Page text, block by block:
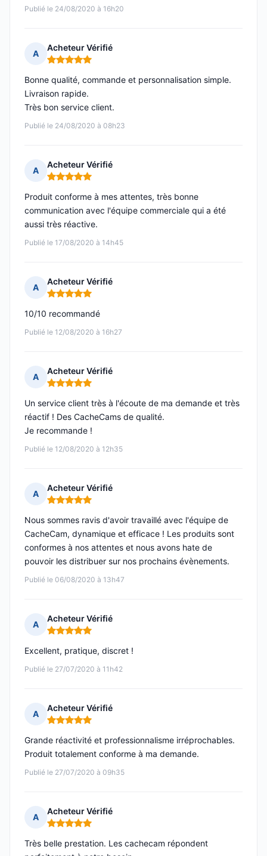
Publié le 24/08/2020 à 16h20
A
Acheteur Vérifié
Note : 5 sur 5
Publié le 24/08/2020 à 08h23
Bonne qualité, commande et personnalisation simple.
Livraison rapide.
Très bon service client.
A
Acheteur Vérifié
Note : 5 sur 5
Publié le 17/08/2020 à 14h45
Produit conforme à mes attentes, très bonne
communication avec l'équipe commerciale qui a été
aussi très réactive.
A
Acheteur Vérifié
Note : 5 sur 5
Publié le 12/08/2020 à 16h27
10/10 recommandé
A
Acheteur Vérifié
Note : 5 sur 5
Publié le 12/08/2020 à 12h35
Un service client très à l'écoute de ma demande et très
réactif ! Des CacheCams de qualité.
Je recommande !
A
Acheteur Vérifié
Note : 5 sur 5
Publié le 06/08/2020 à 13h47
Nous sommes ravis d'avoir travaillé avec l'équipe de
CacheCam, dynamique et efficace ! Les produits sont
conformes à nos attentes et nous avons hate de
pouvoir les distribuer sur nos prochains évènements.
A
Acheteur Vérifié
Note : 5 sur 5
Publié le 27/07/2020 à 11h42
Excellent, pratique, discret !
A
Acheteur Vérifié
Note : 5 sur 5
Publié le 27/07/2020 à 09h35
Grande réactivité et professionnalisme irréprochables.
Produit totalement conforme à ma demande.
A
Acheteur Vérifié
Note : 5 sur 5
Très belle prestation. Les cachecam répondent